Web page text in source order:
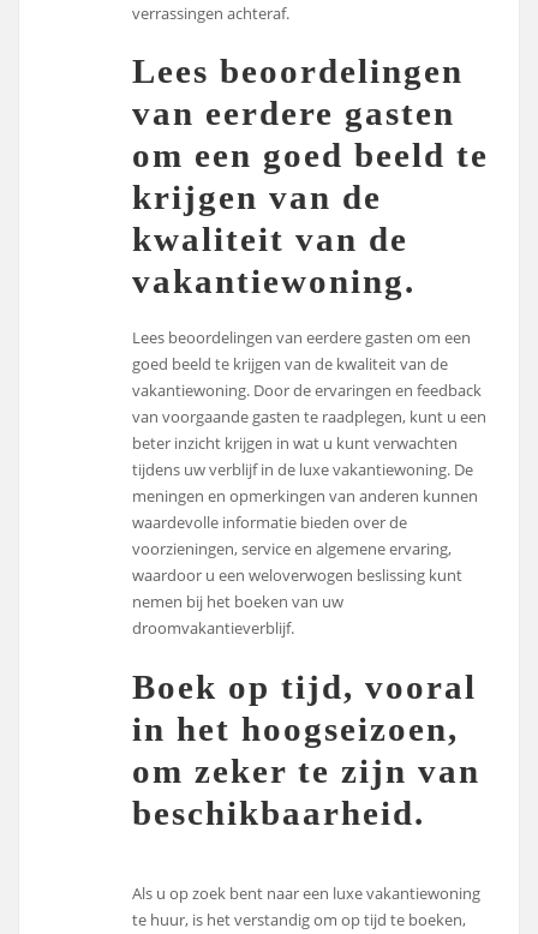
verrassingen achteraf.
Lees beoordelingen
van eerdere gasten
om een goed beeld te
krijgen van de
kwaliteit van de
vakantiewoning.
Lees beoordelingen van eerdere gasten om een
goed beeld te krijgen van de kwaliteit van de
vakantiewoning. Door de ervaringen en feedback
van voorgaande gasten te raadplegen, kunt u een
beter inzicht krijgen in wat u kunt verwachten
tijdens uw verblijf in de luxe vakantiewoning. De
meningen en opmerkingen van anderen kunnen
waardevolle informatie bieden over de
voorzieningen, service en algemene ervaring,
waardoor u een weloverwogen beslissing kunt
nemen bij het boeken van uw
droomvakantieverblijf.
Boek op tijd, vooral
in het hoogseizoen,
om zeker te zijn van
beschikbaarheid.
Als u op zoek bent naar een luxe vakantiewoning
te huur, is het verstandig om op tijd te boeken,